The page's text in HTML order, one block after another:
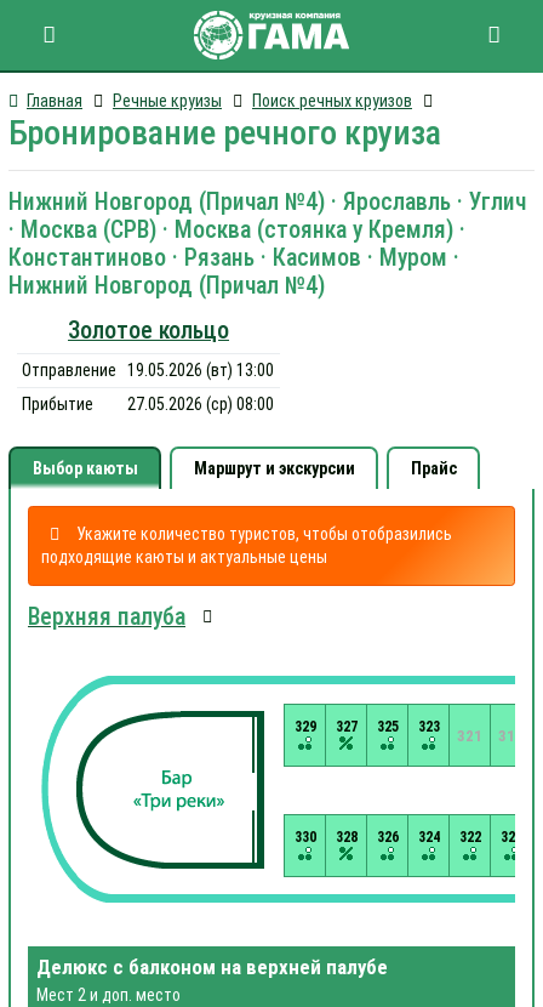
Главная Речные круизы Поиск речных круизов
Бронирование речного круиза
Нижний Новгород (Причал №4) · Ярославль · Углич
· Москва (СРВ) · Москва (стоянка у Кремля) ·
Константиново · Рязань · Касимов · Муром ·
Нижний Новгород (Причал №4)
Золотое кольцо
Отправление
19.05.2026 (вт) 13:00
Прибытие
27.05.2026 (ср) 08:00
Выбор каюты Маршрут и экскурсии Прайс
Укажите количество туристов, чтобы отобразились
подходящие каюты и актуальные цены
Верхняя палуба
319
320
321
322
323
324
325
326
327
328
329
330
Делюкс с балконом на верхней палубе
Мест 2 и доп. место